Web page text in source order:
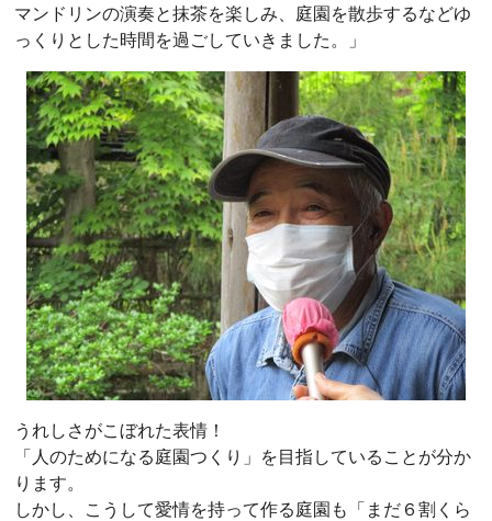
マンドリンの演奏と抹茶を楽しみ、庭園を散歩するなどゆ
っくりとした時間を過ごしていきました。」
うれしさがこぼれた表情！
「人のためになる庭園つくり」を目指していることが分か
ります。
しかし、こうして愛情を持って作る庭園も「まだ６割くら